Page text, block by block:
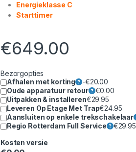
Energieklasse C
Starttimer
€649.00
Bezorgopties
Afhalen met korting
-€20.00
Oude apparatuur retour
€0.00
Uitpakken & installeren€29.95
Leveren Op Etage Met Trap€24.95
Aansluiten op enkele trekschakelaar
Regio Rotterdam Full Service
€29.95
Kosten versie